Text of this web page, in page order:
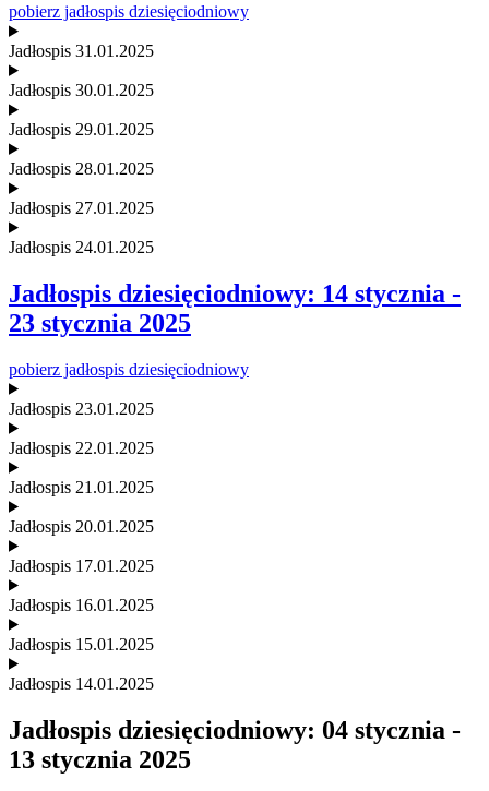
pobierz jadłospis dziesięciodniowy
Jadłospis 31.01.2025
Jadłospis 30.01.2025
Jadłospis 29.01.2025
Jadłospis 28.01.2025
Jadłospis 27.01.2025
Jadłospis 24.01.2025
Jadłospis dziesięciodniowy: 14 stycznia -
23 stycznia 2025
pobierz jadłospis dziesięciodniowy
Jadłospis 23.01.2025
Jadłospis 22.01.2025
Jadłospis 21.01.2025
Jadłospis 20.01.2025
Jadłospis 17.01.2025
Jadłospis 16.01.2025
Jadłospis 15.01.2025
Jadłospis 14.01.2025
Jadłospis dziesięciodniowy: 04 stycznia -
13 stycznia 2025